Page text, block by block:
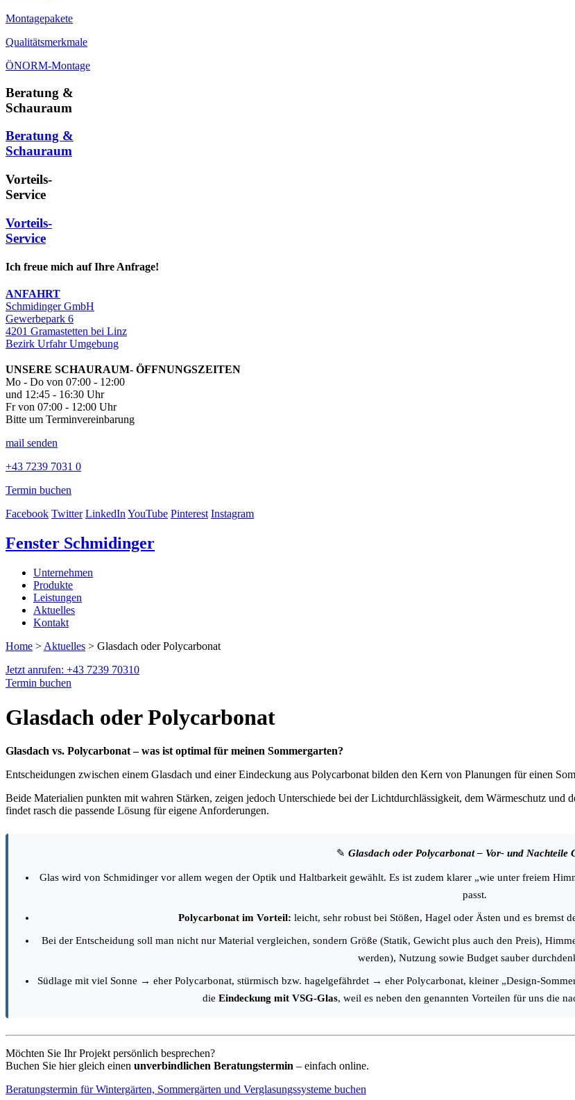
Montagepakete
Qualitätsmerkmale
ÖNORM-Montage
Beratung &
Schauraum
Beratung &
Schauraum
Vorteils-
Service
Vorteils-
Service
Ich freue mich auf Ihre Anfrage!
ANFAHRT
Schmidinger GmbH
Gewerbepark 6
4201 Gramastetten bei Linz
Bezirk Urfahr Umgebung
UNSERE SCHAURAUM- ÖFFNUNGSZEITEN
Mo - Do von 07:00 - 12:00
und 12:45 - 16:30 Uhr
Fr von 07:00 - 12:00 Uhr
Bitte um Terminvereinbarung
mail senden
+43 7239 7031 0
Termin buchen
Facebook Twitter LinkedInYouTube Pinterest Instagram
Fenster Schmidinger
Unternehmen
Produkte
Leistungen
Aktuelles
Kontakt
Home > Aktuelles > Glasdach oder Polycarbonat
Jetzt anrufen: +43 7239 70310
Termin buchen
Glasdach oder Polycarbonat
Glasdach vs. Polycarbonat – was ist optimal für meinen Sommergarten?
Entscheidungen zwischen einem Glasdach und einer Eindeckung aus Polycarbonat bilden den Kern von Planungen für einen
Beide Materialien punkten mit wahren Stärken, zeigen jedoch Unterschiede bei der Lichtdurchlässigkeit, dem Wärmeschutz und
findet rasch die passende Lösung für eigene Anforderungen.
✎ Glasdach oder Polycarbonat – Vor- und Nachteile
Glas wird von Schmidinger vor allem wegen der Optik und Haltbarkeit gewählt. Es ist zudem klarer „wie unter freiem
passt.
Polycarbonat im Vorteil: leicht, sehr robust bei Stößen, Hagel oder Ästen und es bremst
Bei der Entscheidung soll man nicht nur Material vergleichen, sondern Größe (Statik, Gewicht plus auch den Preis),
werden), Nutzung sowie Budget sauber
Südlage mit viel Sonne → eher Polycarbonat, stürmisch bzw. hagelgefährdet → eher Polycarbonat, kleiner „Design-
die Eindeckung mit VSG-Glas, weil es neben den genannten Vorteilen für uns die
Möchten Sie Ihr Projekt persönlich besprechen?
Buchen Sie hier gleich einen unverbindlichen Beratungstermin – einfach online.
Beratungstermin für Wintergärten, Sommergärten und Verglasungssysteme buchen